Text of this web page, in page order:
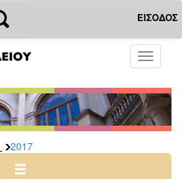
ΕΙΣΟΔΟΣ
Toggle
2017